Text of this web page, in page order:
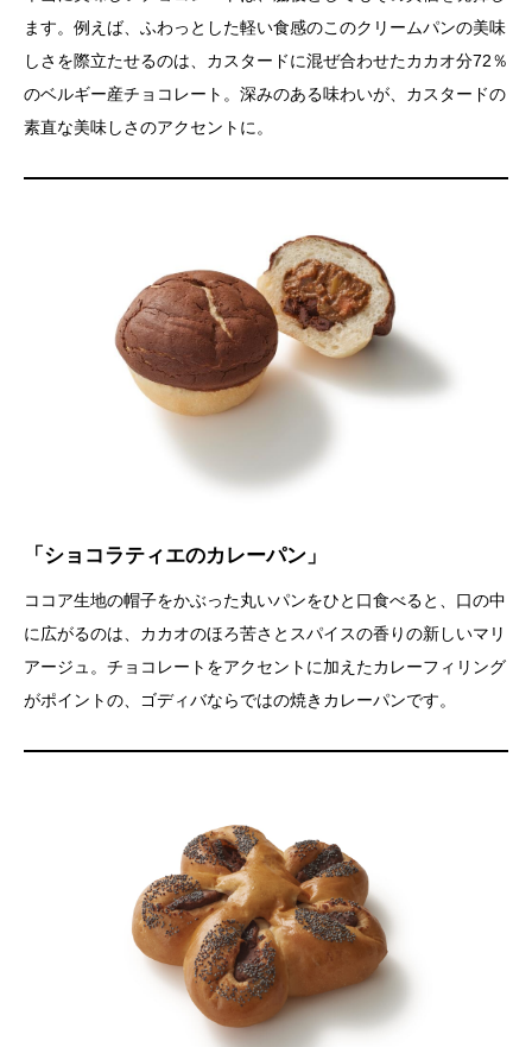
ます。例えば、ふわっとした軽い食感のこのクリームパンの美味
しさを際立たせるのは、カスタードに混ぜ合わせたカカオ分72％
のベルギー産チョコレート。深みのある味わいが、カスタードの
素直な美味しさのアクセントに。
「ショコラティエのカレーパン」
ココア生地の帽子をかぶった丸いパンをひと口食べると、口の中
に広がるのは、カカオのほろ苦さとスパイスの香りの新しいマリ
アージュ。チョコレートをアクセントに加えたカレーフィリング
がポイントの、ゴディバならではの焼きカレーパンです。